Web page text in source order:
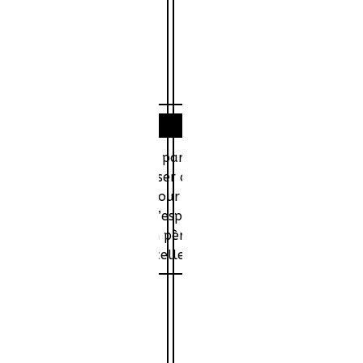
», est fils unique de parents divorcés. Tandis que
Laurent semble s’enliser dans une vie sans
12 ans, Théo a un don pour le football. Lorsqu’un
de redonner un peu d’espoir à son père. Mais malgré
Il décide de mentir à son père et lui fait croire qu’il a
et bouleverser sa vie et celles de ses proches.